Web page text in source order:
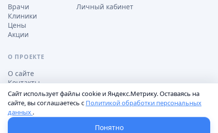
Врачи
Клиники
Цены
Акции
Личный кабинет
О ПРОЕКТЕ
О сайте
Контакты
Обработка персональных данных
Пользовательское соглашениеНастройки cookie
Сайт использует файлы cookie и Яндекс.Метрику. Оставаясь на
сайте, вы соглашаетесь с Политикой обработки персональных
данных .
Понятно